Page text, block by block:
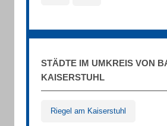
STÄDTE IM UMKREIS VON
KAISERSTUHL
Riegel am Kaiserstuhl